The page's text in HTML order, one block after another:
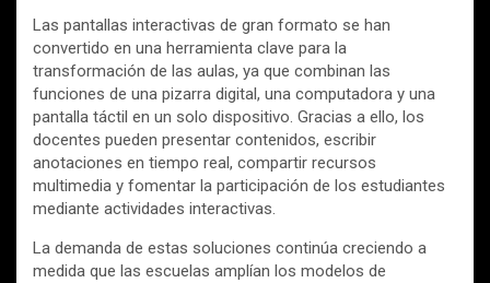
Las pantallas interactivas de gran formato se han
convertido en una herramienta clave para la
transformación de las aulas, ya que combinan las
funciones de una pizarra digital, una computadora y una
pantalla táctil en un solo dispositivo. Gracias a ello, los
docentes pueden presentar contenidos, escribir
anotaciones en tiempo real, compartir recursos
multimedia y fomentar la participación de los estudiantes
mediante actividades interactivas.
La demanda de estas soluciones continúa creciendo a
medida que las escuelas amplían los modelos de